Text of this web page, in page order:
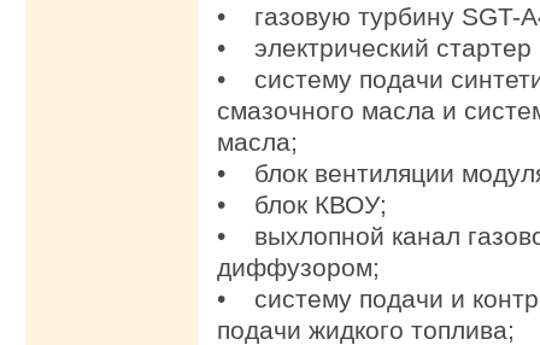
• газовую турбину SGT-
• электрический стартер
• систему подачи
смазочного масла и
масла;
• блок вентиляции
• блок КВОУ;
• выхлопной канал
диффузором;
• систему подачи и
подачи жидкого топлива;